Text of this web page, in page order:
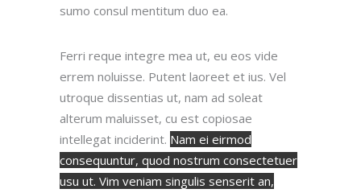
sumo consul mentitum duo ea.
Ferri reque integre mea ut, eu eos vide
errem noluisse. Putent laoreet et ius. Vel
utroque dissentias ut, nam ad soleat
alterum maluisset, cu est copiosae
intellegat inciderint. Nam ei eirmod
consequuntur, quod nostrum consectetuer
usu ut. Vim veniam singulis senserit an,